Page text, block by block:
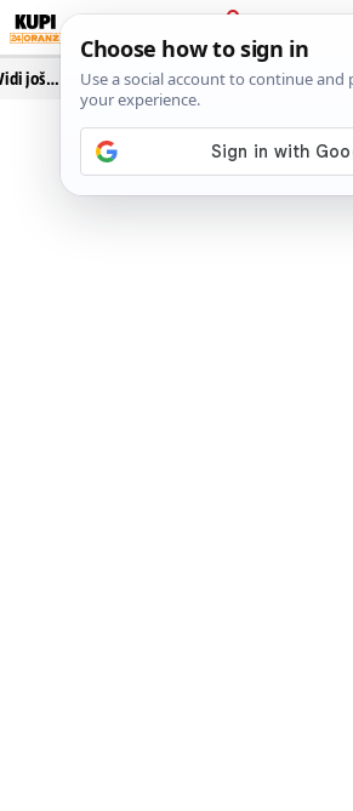
PRIJAVA
još…